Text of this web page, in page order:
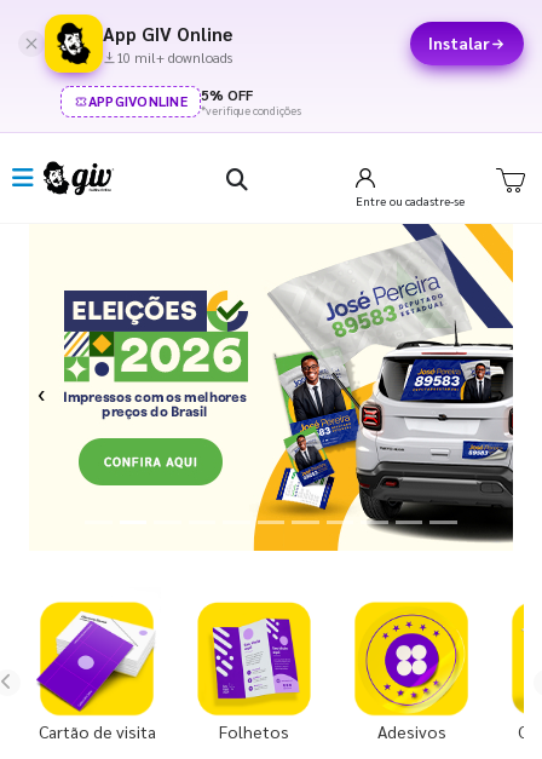
App GIV Online
10 mil+ downloads
Instalar
APPGIVONLINE 5% OFF
*verifique condições
Entre ou cadastre-se
Previous Next
Cartão de visita Folhetos Adesivos